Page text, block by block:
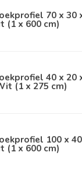
70 x 30
(1 x 600 cm)
40 x 20
(1 x 275 cm)
100 x
(1 x 600 cm)